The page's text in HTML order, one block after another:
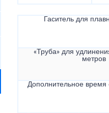
Гаситель для
«Труба» для
метров
Дополнительное